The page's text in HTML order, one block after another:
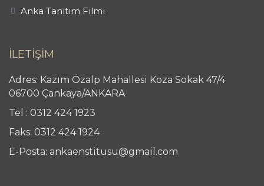
Anka Tanıtım Filmi
İLETİŞİM
Adres: Kazım Özalp Mahallesi Koza Sokak 47/4
06700 Çankaya/ANKARA
Tel : 0312 424 1923
Faks: 0312 424 1924
E-Posta: ankaenstitusu@gmail.com